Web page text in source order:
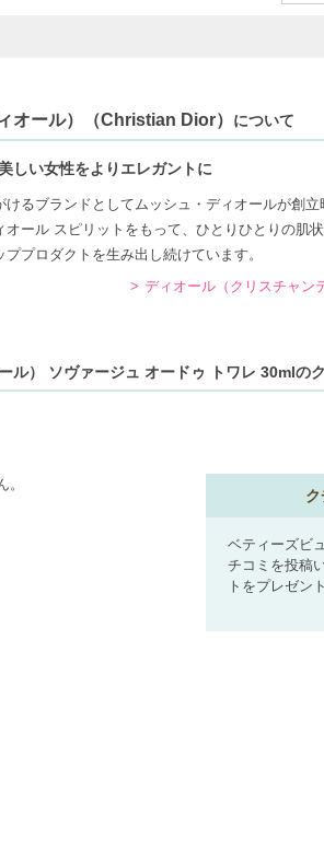
オール）（Christian Dior） について
しい女性をよりエレガントに
けるブランドとしてムッシュ・ディオールが創
オール スピリットをもって、ひとりひとりの肌
プロダクトを生み出し続けています。
ディオール（クリスチャン
ル） ソヴァージュ オードゥ トワレ 30mlの
ベティーズビ
チコミを投稿
トをプレゼン